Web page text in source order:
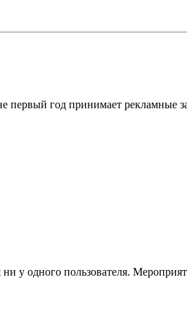
первый год принимает рекламные
у одного пользователя.